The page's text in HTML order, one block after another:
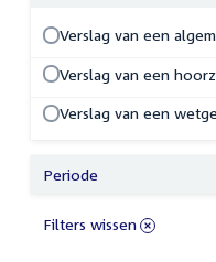
Verslag van een
Verslag van een
Verslag van een
Periode
Filters wissen